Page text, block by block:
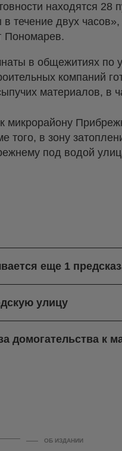
находятся 28
течение двух
Пономарев.
в общежитиях
компаний
материалов, в
микрорайону
того, в зону
под водой
еще 1
улицу
домогательства к
ОБ ИЗДАНИИ